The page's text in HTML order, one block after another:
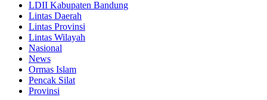
LDII Kabupaten Bandung
Lintas Daerah
Lintas Provinsi
Lintas Wilayah
Nasional
News
Ormas Islam
Pencak Silat
Provinsi